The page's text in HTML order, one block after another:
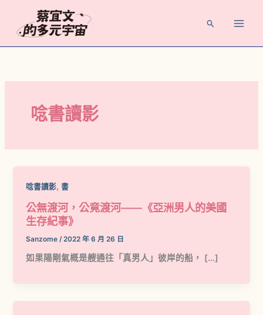
要
搜
唸書讀影
唸書讀影,書
公無渡河，公竟渡河——《亞洲男人的美國
生存紀事》
Sanzome /2022 年 6 月 26 日
如果陽剛氣概是艘通往「真男人」彼岸的船， […]